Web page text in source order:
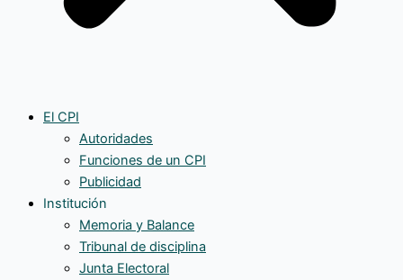
El CPI
Autoridades
Funciones de un CPI
Publicidad
Institución
Memoria y Balance
Tribunal de disciplina
Junta Electoral